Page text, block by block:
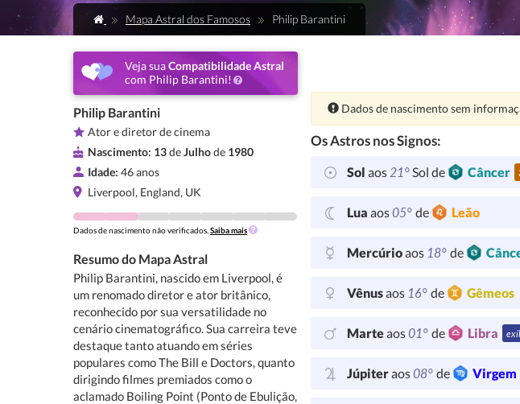
Mapa Astral dos Famosos Philip Barantini
Veja suaCompatibilidade Astral
com Philip Barantini!
Philip Barantini
Ator e diretor de cinema
Nascimento: 13deJulhode 1980
Idade: 46 anos
Liverpool, England, UK
Dados de nascimento não verificados. Saiba mais
Resumo do Mapa Astral
Philip Barantini, nascido em Liverpool, é
um renomado diretor e ator britânico,
reconhecido por sua versatilidade no
cenário cinematográfico. Sua carreira teve
destaque tanto atuando em séries
populares como The Bill e Doctors, quanto
dirigindo filmes premiados como o
aclamado Boiling Point (Ponto de Ebulição,
Atenção:
Dados de nascimento sem
Os Astros nos Signos:
Sol aos21°Sol de Câncer
Lua aos05° de Leão
Mercúrioaos 18° de
Vênusaos 16° de Gêmeos
Marteaos01° de Libra
Júpiteraos08° de Virgem